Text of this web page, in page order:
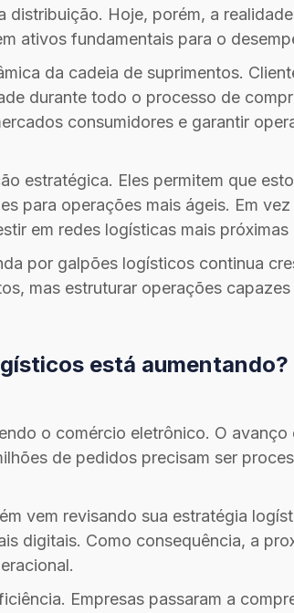
Hoje, porém, a
ativos fundamentais para o
da cadeia de suprimentos.
durante todo o processo de
consumidores e garantir
estratégica. Eles permitem que
para operações mais ágeis. Em
em redes logísticas mais
por galpões logísticos continua
mas estruturar operações
está aumentando?
o comércio eletrônico. O
de pedidos precisam ser
vem revisando sua estratégia
digitais. Como consequência, a
Empresas passaram a